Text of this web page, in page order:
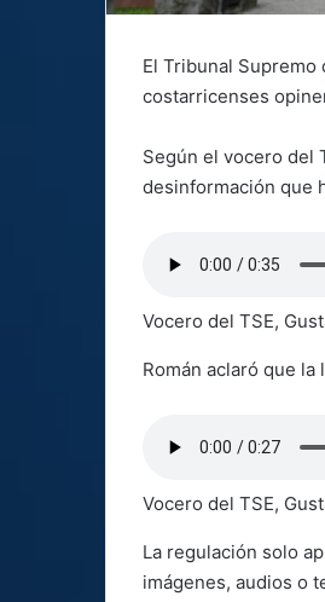
El Tribunal
costarricenses
Según el vocero del
desinformación que
Vocero del TSE,
Román aclaró que
Vocero del TSE,
La regulación solo
imágenes, audios o